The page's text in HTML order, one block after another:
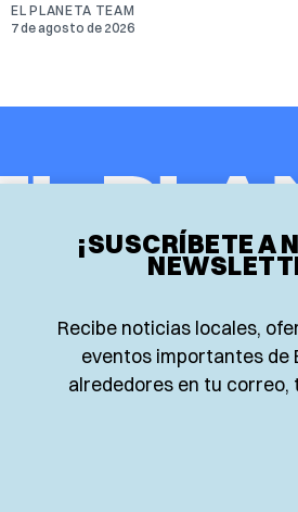
EL PLANETA TEAM
7 de agosto de 2026
¡SUSCRÍBETE A
Recibe noticias locales,
eventos importantes de
alrededores en tu correo,
𝕏
Instagram
Locales
Deportes
Opinión